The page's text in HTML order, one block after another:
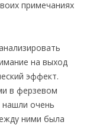
примечаниях
на выход
эффект.
в ферзевом
очень
ними была